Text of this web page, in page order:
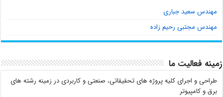
مهندس سعید جباری
مهندس مجتبی رحیم زاده
زمینه فعالیت ما
طراحی و اجرای کلیه پروژه های تحقیقاتی، صنعتی و کاربردی در زمینه رشته های
برق و کامپیوتر